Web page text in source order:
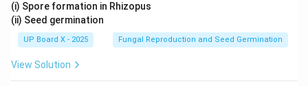
(i) Spore formation in Rhizopus
(ii) Seed germination
UP Board X - 2025 Fungal Reproduction and Seed Germination
View Solution